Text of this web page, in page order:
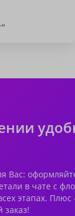
Вас:
в чате с
этапах.
заказ!